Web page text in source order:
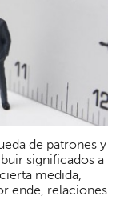
de patrones y
significados a
medida,
ende, relaciones